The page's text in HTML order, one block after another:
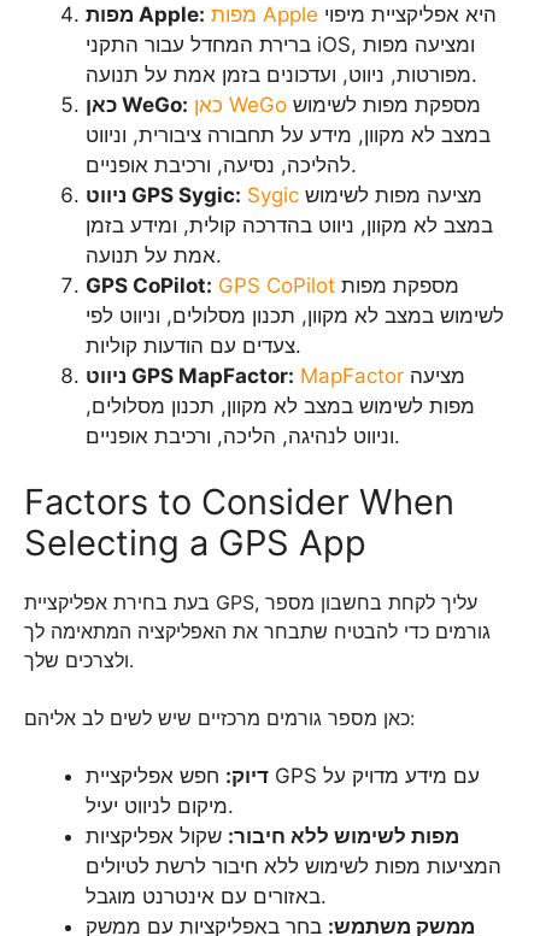
מפות Apple:
מפות Apple
ברירת המחדל עבור התקני iOS, ומציעה מפות
מפורטות, ניווט, ועדכונים בזמן אמת על תנועה.
כאן WeGo:
כאן WeGo
במצב לא מקוון, מידע על תחבורה ציבורית, וניווט
להליכה, נסיעה, ורכיבת אופניים.
ניווט GPS Sygic: Sygic
במצב לא מקוון, ניווט בהדרכה קולית, ומידע בזמן
אמת על תנועה.
GPS CoPilot: GPS CoPilot
לשימוש במצב לא מקוון, תכנון מסלולים, וניווט לפי
צעדים עם הודעות קוליות.
ניווט GPS MapFactor: MapFactor
מפות לשימוש במצב לא מקוון, תכנון מסלולים,
וניווט לנהיגה, הליכה, ורכיבת אופניים.
Factors to Consider When
Selecting a GPS App
בעת בחירת אפליקציית GPS, עליך לקחת בחשבון מספר
גורמים כדי להבטיח שתבחר את האפליקציה המתאימה לך
ולצרכים שלך.
כאן מספר גורמים מרכזיים שיש לשים לב אליהם:
דיוק: חפש אפליקציית GPS עם מידע מדויק על
מיקום לניווט יעיל.
מפות לשימוש ללא חיבור: שקול אפליקציות
המציעות מפות לשימוש ללא חיבור לרשת לטיולים
באזורים עם אינטרנט מוגבל.
ממשק משתמש: בחר באפליקציות עם ממשק